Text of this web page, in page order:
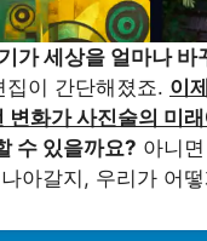
가 세상을 얼마나
이 간단해졌죠. 이
변화가 사진술의 미
수 있을까요? 아니
아갈지, 우리가 어